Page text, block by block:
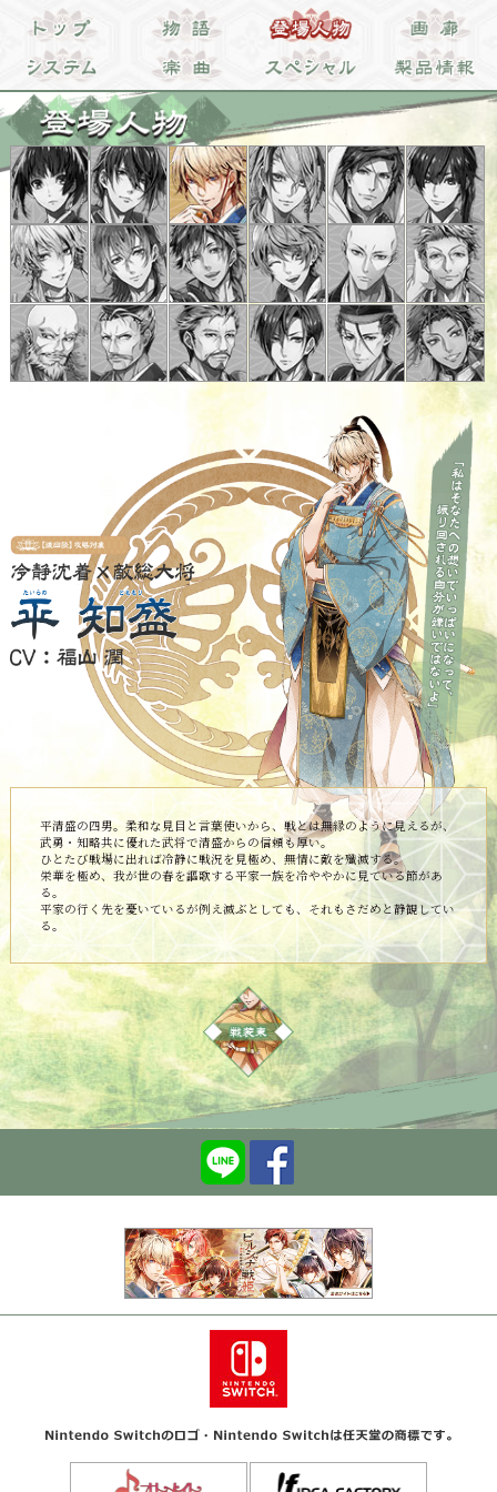
平清盛の四男。柔和な見目と言葉使いから、戦とは無縁のように見えるが、
武勇・知略共に優れた武将で清盛からの信頼も厚い。
ひとたび戦場に出れば冷静に戦況を見極め、無情に敵を殲滅する。
栄華を極め、我が世の春を謳歌する平家一族を冷ややかに見ている節があ
る。
平家の行く先を憂いているが例え滅ぶとしても、それもさだめと静観してい
る。